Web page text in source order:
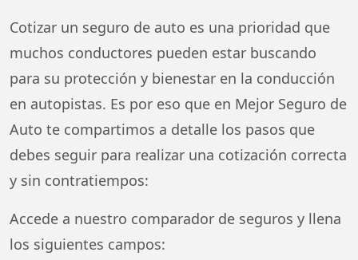
Cotizar un seguro de auto es una prioridad que
muchos conductores pueden estar buscando
para su protección y bienestar en la conducción
en autopistas. Es por eso que en Mejor Seguro de
Auto te compartimos a detalle los pasos que
debes seguir para realizar una cotización correcta
y sin contratiempos:
Accede a nuestro comparador de seguros y llena
los siguientes campos: